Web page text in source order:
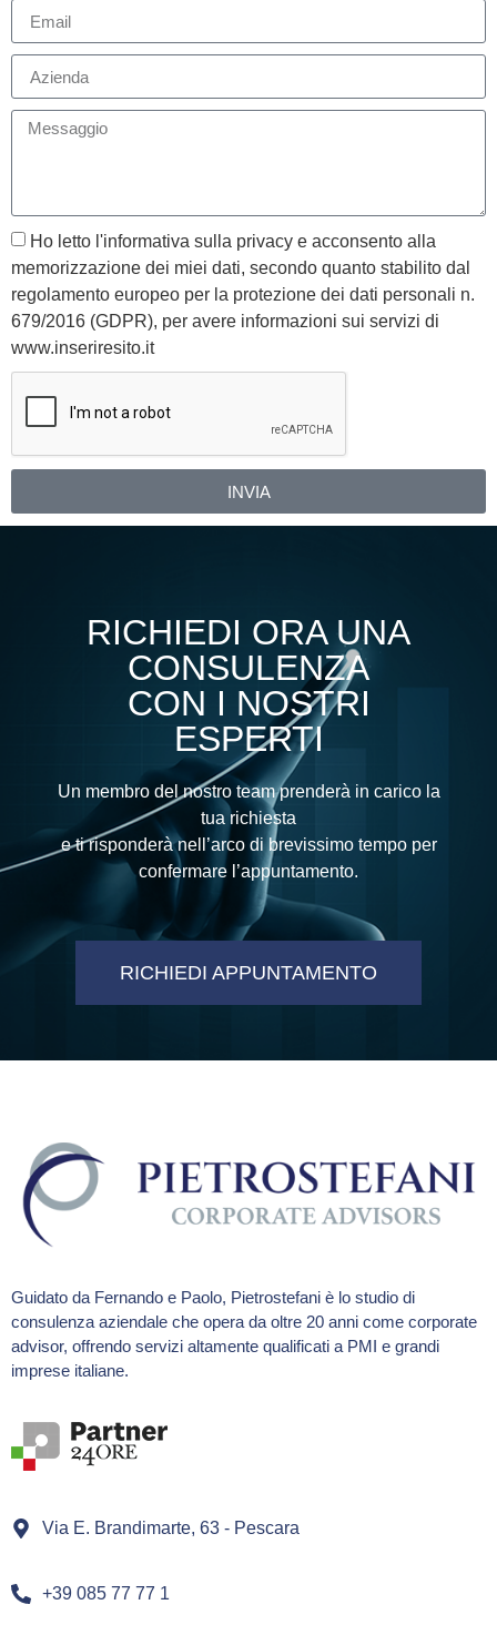
Ho letto l'informativa sulla privacy e acconsento alla
memorizzazione dei miei dati, secondo quanto stabilito dal
regolamento europeo per la protezione dei dati personali n.
679/2016 (GDPR), per avere informazioni sui servizi di
www.inseriresito.it
INVIA
Alternative:
RICHIEDI ORA UNA
CONSULENZA
CON I NOSTRI
ESPERTI
Un membro del nostro team prenderà in carico la
tua richiesta
e ti risponderà nell’arco di brevissimo tempo per
confermare l’appuntamento.
RICHIEDI APPUNTAMENTO
Guidato da Fernando e Paolo, Pietrostefani è lo studio di
consulenza aziendale che opera da oltre 20 anni come corporate
advisor, offrendo servizi altamente qualificati a PMI e grandi
imprese italiane.
Via E. Brandimarte, 63 - Pescara
+39 085 77 77 1